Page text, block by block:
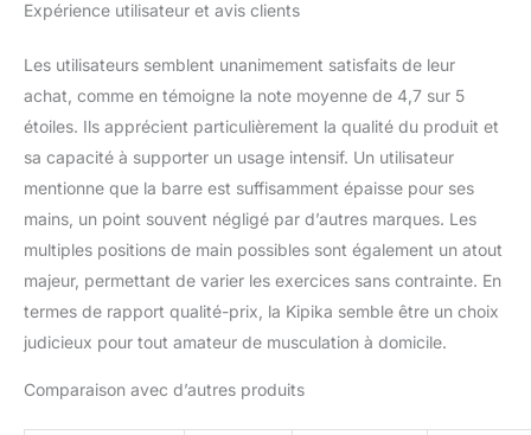
montée sur des solives
de vis et de rondelles
(incluses). L'installation
minutes et elle est prête
à l'emploi. 💯【Built To
Last】This pull up bar is
made of heavy duty steel
pipes with black
electrophoretic coating
that prevents rust and
corrosion. Elle peut
supporter jusqu'à 400
à des années
Expérience utilisateur et avis clients
Les utilisateurs semblent unanimement satisfaits de leur
achat, comme en témoigne la note moyenne de 4,7 sur 5
étoiles. Ils apprécient particulièrement la qualité du produit et
sa capacité à supporter un usage intensif. Un utilisateur
mentionne que la barre est suffisamment épaisse pour ses
mains, un point souvent négligé par d’autres marques. Les
multiples positions de main possibles sont également un atout
majeur, permettant de varier les exercices sans contrainte. En
termes de rapport qualité-prix, la Kipika semble être un choix
judicieux pour tout amateur de musculation à domicile.
Comparaison avec d’autres produits